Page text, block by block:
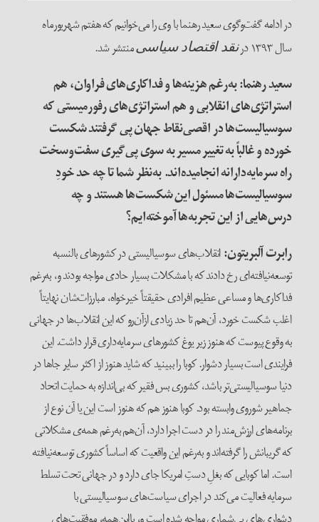
در ادامه گفت‌وگوی سعید رهنما با وی را می‌خوانیم که هفتم شهریورماه
سال ۱۳۹۳ در
نقد اقتصاد سیاسیمنتشر شد.
سعید رهنما: به‌رغم هزینه‌ها و فداکاری‌های فراوان، هم
استراتژی‌های انقلابی و هم استراتژی‌های رفورمیستی که
سوسیالیست‌ها در اقصی‌نقاط جهان پی گرفتند شکست
خورده و غالباً به تغییر مسیر به سوی پی‌گیری سفت‌و­سخت
راه سرمایه‌دارانه انجامیده‌اند. به‌نظر شما تا چه حد خودِ
سوسیالیست‌ها مسئول این شکست‌ها هستند و چه
درس‌هایی از این تجربه‌ها آموخته‌ایم؟
رابرت آلبریتون:انقلاب‌های سوسیالیستی در کشورهای بالنسبه
توسعه‌نیافته‌ای رخ دادند که با مشکلات بسیار حادی مواجه بودند و، به‌رغم
فداکاری‌ها و مساعی عظیم افرادی حقیقتاً خیرخواه، مبارزات‌شان نهایتاً
اغلب شکست خورد، آن‌هم تا حد زیادی از‌آن‌رو که این انقلاب‌ها در جهانی
به وقوع پیوست که هنوز زیر یوغ کشورهای سرمایه‌داری قرار داشت. این
فرایندی است بسیار دشوار. کوبا را ببینید که شاید هنوز از اکثر سایر جاها در
دنیا سوسیالیستی‌تر باشد، کشوری بس فقیر که بی‌اندازه به حمایت اتحاد
جماهیر شوروی وابسته بود. کوبا هنوز هم که هنوز است این یا آن نوع از
برنامه‌های ارزش‌مند را در دست اجرا دارد، آن‌هم به‌رغم همه‌ی مشکلاتی
که گریبانش را گرفته‌‌اند و به‌رغم این واقعیت که اساساً کشوری توسعه‌نیافته
است. اما کوبایی که بغلِ دستِ امریکا جای دارد و در جهانی تحت تسلط
سرمایه فعالیت می‌کند در اجرای سیاست‌های سوسیالیستی با